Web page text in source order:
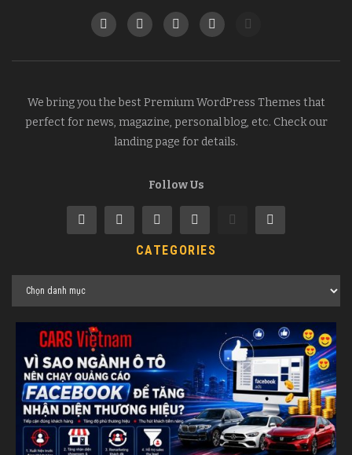
We bring you the best Premium WordPress Themes that
perfect for news, magazine, personal blog, etc. Check our
landing page for details.
Follow Us
CATEGORIES
Categories